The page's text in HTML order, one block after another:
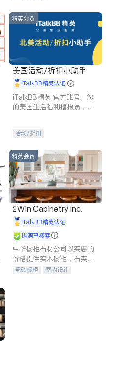
精英会员
美国活动/折扣小助手
iTalkBB精英认证
iTalkBB精英 官方账号。您
的美国生活福利播报员，精
专属福利。
活动/折扣
精英会员
2Win Cabinetry Inc.
iTalkBB精英认证
执照已核实
中华橱柜石材公司以实惠的
价格提供实木橱柜，石英石
台面，多种优质不锈钢水
瓷砖橱柜
室内设计